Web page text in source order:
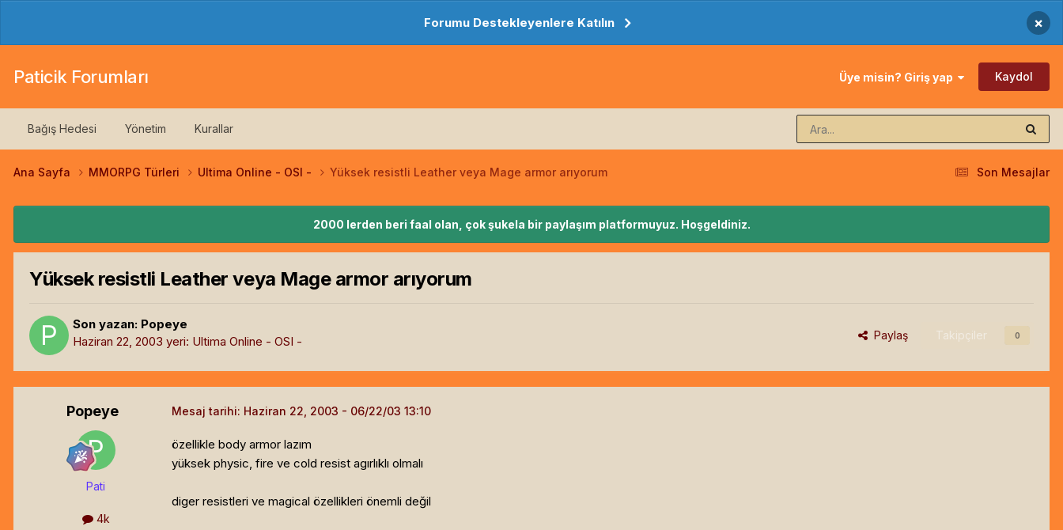
Forumu Destekleyenlere Katılın ×
Paticik Forumları Üye misin? Giriş yap Kaydol
Bağış Hedesi Yönetim Kurallar
Son Mesajlar
Ana Sayfa MMORPG Türleri Ultima Online - OSI - Yüksek resistli Leather veya Mage armor arıyorum
2000 lerden beri faal olan, çok şukela bir paylaşım platformuyuz. Hoşgeldiniz.
Yüksek resistli Leather veya Mage armor arıyorum
Son yazan: Popeye
Haziran 22, 2003 yeri: Ultima Online - OSI - Paylaş Takipçiler 0
Popeye
Pati
4k
Mesaj tarihi: Haziran 22, 2003
özellikle body armor lazım
yüksek physic, fire ve cold resist agırlıklı olmalı
diger resistleri ve magical özellikleri önemli değil